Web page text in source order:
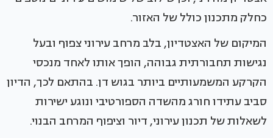
כחלק מתכנון כולל של האזור.
המיקום של האצטדיון, בלב מרחב עירוני צפוף ובעל
נגישות תחבורתית גבוהה, הופך אותו לאחד מנכסי
הקרקע המשמעותיים ביותר בגוש דן. בהתאם לכך, הדיון
סביב עתידו חורג מהשדה הספורטיבי ונוגע ישירות
לשאלות של תכנון עירוני, דיור וציפוף המרחב הבנוי.